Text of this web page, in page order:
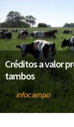
Créditos a valor
tambos
Por infocampo